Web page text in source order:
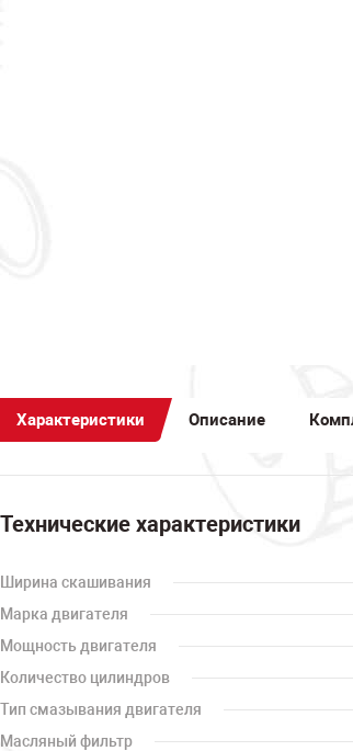
Характеристики Описание
Технические характеристики
Ширина скашивания
Марка двигателя
Мощность двигателя
Количество цилиндров
Тип смазывания двигателя
Масляный фильтр